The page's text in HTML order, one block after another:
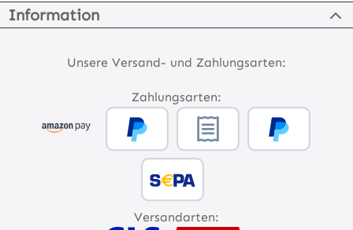
Information
Unsere Versand- und Zahlungsarten:
Zahlungsarten:
Versandarten: